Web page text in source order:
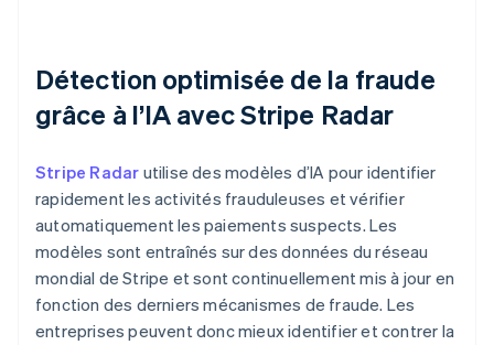
Détection optimisée de la fraude
grâce à l’IA avec Stripe Radar
Stripe Radar utilise des modèles d’IA pour identifier
rapidement les activités frauduleuses et vérifier
automatiquement les paiements suspects. Les
modèles sont entraînés sur des données du réseau
mondial de Stripe et sont continuellement mis à jour en
fonction des derniers mécanismes de fraude. Les
entreprises peuvent donc mieux identifier et contrer la